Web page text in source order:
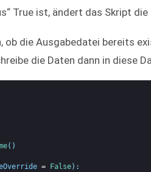
True ist, ändert das Skript die
ob die Ausgabedatei bereits
die Daten dann in diese
( )
= False) :